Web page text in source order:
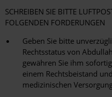
SCHREIBEN SIE BITTE
FOLGENDEN FORDERUNGEN
Geben Sie bitte
Rechtsstatus von
gewähren Sie ihm
einem Rechtsbeistand
medizinischen